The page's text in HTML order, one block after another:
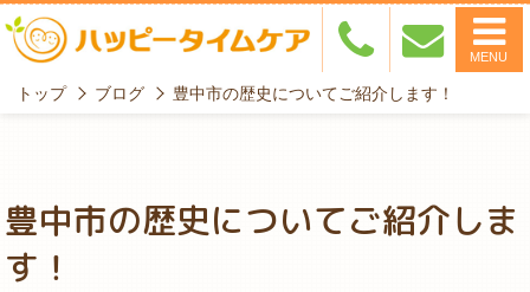
MENU
トップ ブログ 豊中市の歴史についてご紹介します！
豊中市の歴史についてご紹介しま
す！